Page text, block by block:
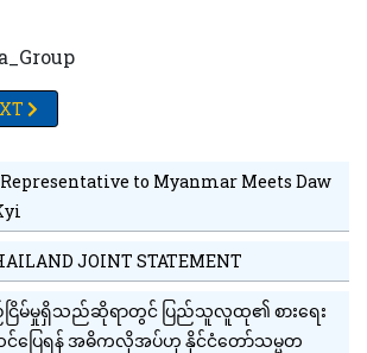
၂၀၂၀ပြည့်နှစ်ရွေးကောက်ပွဲနှင့်ပတ်သက်၍ အ
ARTICLE: TV YANGON TIMES ရဲ့နေ့
to Myanmar Meets Daw
JOINT STATEMENT
ြိမ်မှုရှိသည်ဆိုရာတွင် ပြည်သူလူထု၏ စားရေး
ဆင်ပြေရန် အဓိကလိုအပ်ဟု နိုင်ငံတော်သမ္မတ